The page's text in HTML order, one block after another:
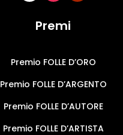
Premi
Premio FOLLE D’ORO
Premio FOLLE D’ARGENTO
Premio FOLLE D’AUTORE
Premio FOLLE D’ARTISTA